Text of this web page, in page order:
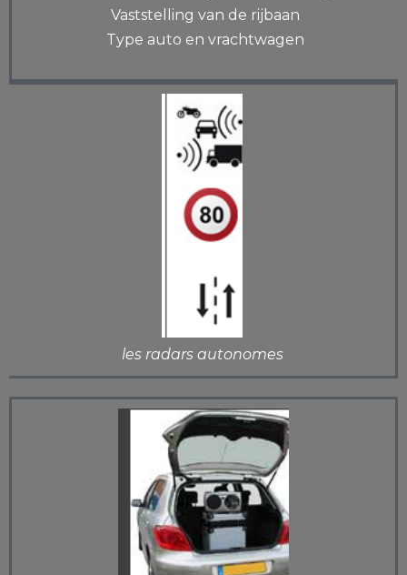
Vaststelling van de rijbaan
Type auto en vrachtwagen
les radars autonomes